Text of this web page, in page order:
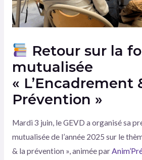
Retour sur la
mutualisée
« L’Encadrement
Prévention »
Mardi 3 juin, le GEVD a organisé sa
mutualisée de l’année 2025 sur le
& la prévention », animée par